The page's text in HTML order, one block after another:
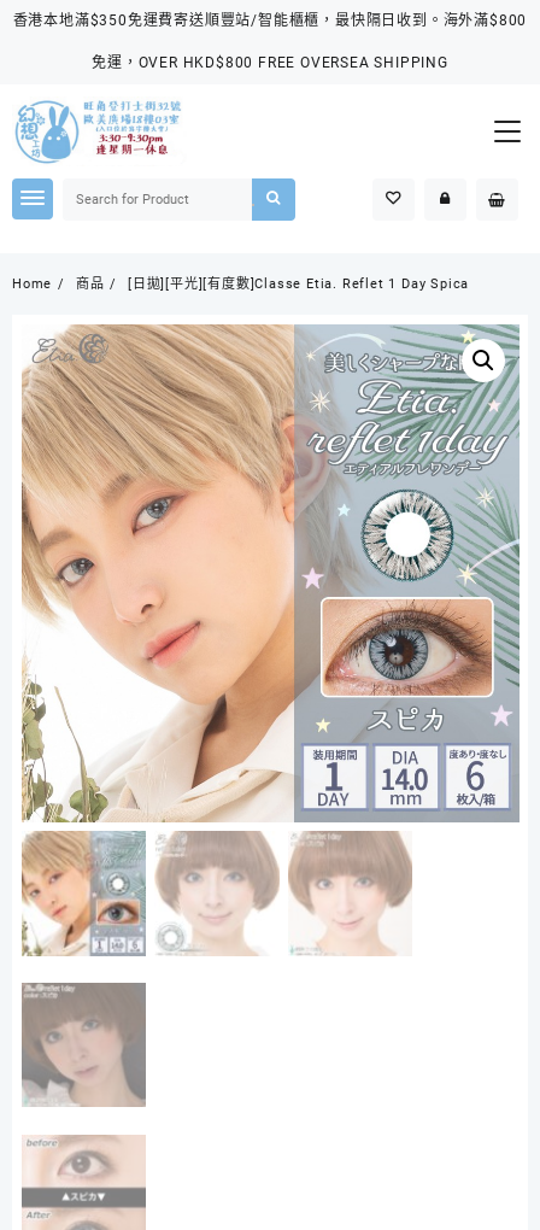
Skip
香港本地滿$350免運費寄送順豐站/智能櫃櫃，最快隔日收到。海外滿$800
免運，OVER HKD$800 FREE OVERSEA SHIPPING
Home 商品 [日拋][平光][有度數]Classe Etia. Reflet 1 Day Spica